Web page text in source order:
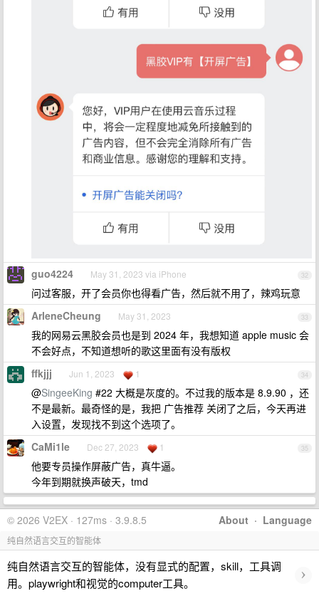
32
guo4224 May 31, 2023 via iPhone
问过客服，开了会员你也得看广告，然后就不用了，辣鸡玩意
33
ArleneCheung May 31, 2023
我的网易云黑胶会员也是到 2024 年，我想知道 apple music 会
不会好点，不知道想听的歌这里面有没有版权
34
ffkjjj Jun 1, 2023 1
@SingeeKing #22 大概是灰度的。不过我的版本是 8.9.90 ，还
不是最新。最奇怪的是，我把 广告推荐 关闭了之后，今天再进
入设置，发现找不到这个选项了。
35
CaMi1le Dec 27, 2023 1
他要专员操作屏蔽广告，真牛逼。
今年到期就换声破天，tmd
About · Language
© 2026 V2EX · 127ms · 3.9.8.5
纯自然语言交互的智能体
纯自然语言交互的智能体，没有显式的配置，skill，工具调
用。playwright和视觉的computer工具。
›